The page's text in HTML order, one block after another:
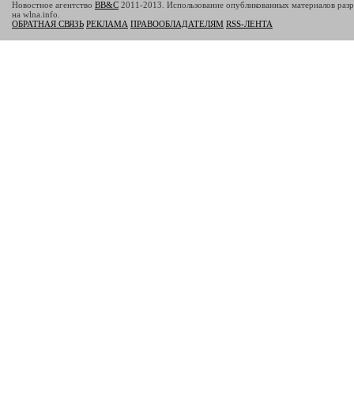
Новостное агентство BB&C 2011-2013. Использование опубликованных материалов
на wlna.info.
ОБРАТНАЯ СВЯЗЬ РЕКЛАМА ПРАВООБЛАДАТЕЛЯМ RSS-ЛЕНТА